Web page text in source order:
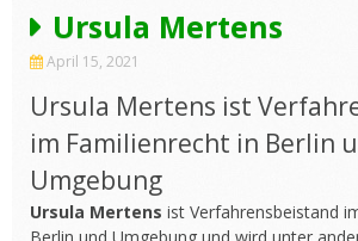
Ursula Mertens
April 15, 2021
Ursula Mertens ist
im Familienrecht in Berlin
Umgebung
Ursula Mertens ist Verfahrensbeistand